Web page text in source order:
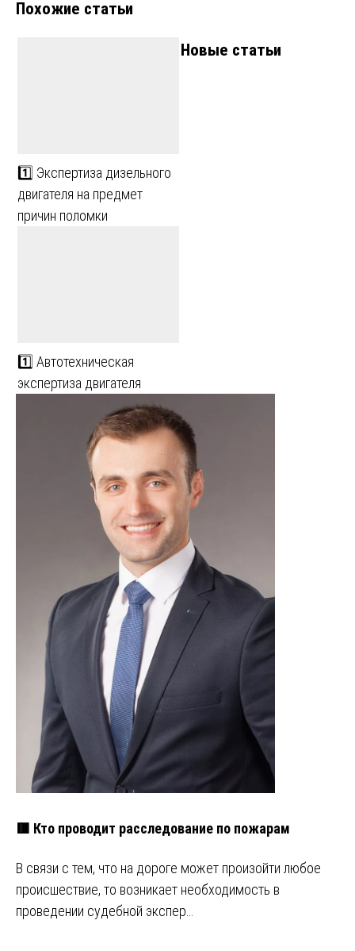
записям
Похожие статьи
1️⃣ Экспертиза дизельного
двигателя на предмет
причин поломки
1️⃣ Автотехническая
экспертиза двигателя
Новые статьи
🟥 Кто проводит расследование по пожарам
В связи с тем, что на дороге может произойти любое
происшествие, то возникает необходимость в
проведении судебной экспер…